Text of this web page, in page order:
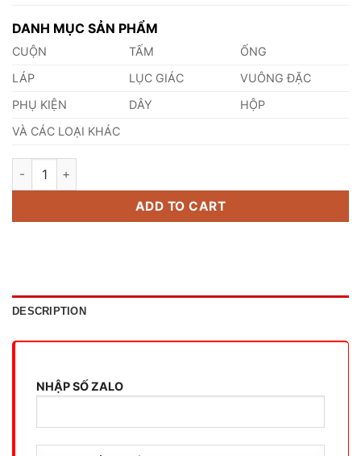
DANH MỤC SẢN PHẨM
CUỘN TẤM
ỐNG
LÁP
LỤC GIÁC
VUÔNG ĐẶC
PHỤ KIỆN
DÂY
HỘP
VÀ CÁC LOẠI KHÁC
Tấm Inox 347 95mm quantity
ADD TO CART
DESCRIPTION
NHẬP SỐ ZALO